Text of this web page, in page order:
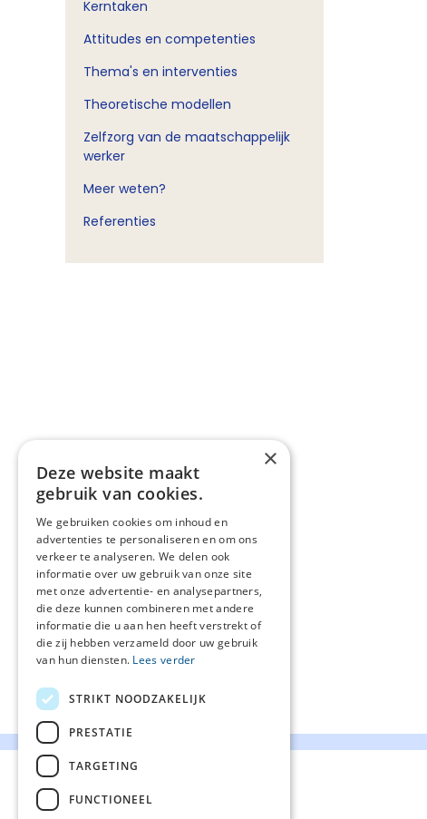
Kerntaken
Attitudes en competenties
Thema's en interventies
Theoretische modellen
Zelfzorg van de maatschappelijk
werker
Meer weten?
Referenties
×
Deze website maakt
gebruik van cookies.
We gebruiken cookies om inhoud en
advertenties te personaliseren en om ons
verkeer te analyseren. We delen ook
informatie over uw gebruik van onze site
met onze advertentie- en analysepartners,
die deze kunnen combineren met andere
informatie die u aan hen heeft verstrekt of
die zij hebben verzameld door uw gebruik
van hun diensten. Lees verder
STRIKT NOODZAKELIJK
PRESTATIE
TARGETING
FUNCTIONEEL